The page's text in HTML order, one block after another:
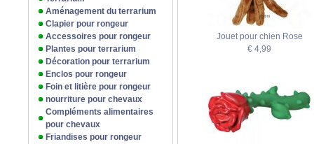
Aménagement du terrarium
Clapier pour rongeur
Accessoires pour rongeur
Plantes pour terrarium
Décoration pour terrarium
Enclos pour rongeur
Foin et litière pour rongeur
nourriture pour chevaux
Compléments alimentaires
pour chevaux
Friandises pour rongeur
Jouet pour chien Rose
€ 4,99